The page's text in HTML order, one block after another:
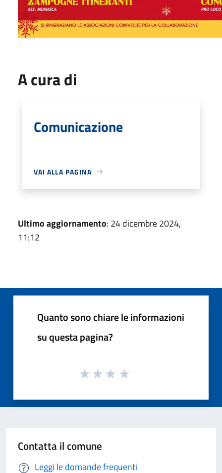
A cura di
Comunicazione
VAI ALLA PAGINA
Ultimo aggiornamento: 24 dicembre 2024,
11:12
Quanto sono chiare le informazioni
su questa pagina?
Contatta il comune
Leggi le domande frequenti